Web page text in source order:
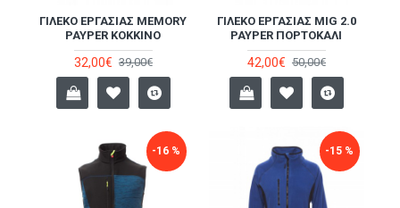
ΓΙΛΈΚΟ ΕΡΓΑΣΊΑΣ MEMORY
PAYPER ΚΌΚΚΙΝΟ
32,00€ 39,00€
ΓΙΛΈΚΟ ΕΡΓΑΣΊΑΣ MIG 2.0
PAYPER ΠΟΡΤΟΚΑΛΊ
42,00€ 50,00€
-16 % -15 %